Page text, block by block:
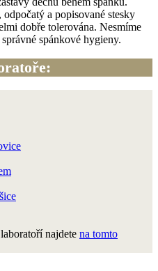
a popisované stesky
dobře tolerována. Nesmíme
spánkové hygieny.
:
najdete na tomto